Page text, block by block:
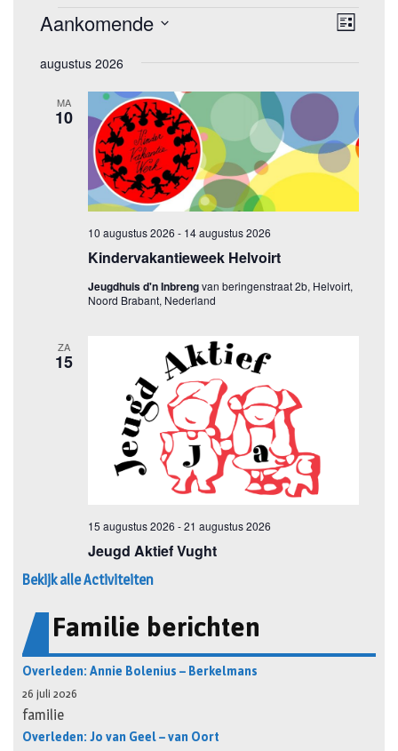
Bekijk alle Activiteiten
Familie berichten
Overleden: Annie Bolenius – Berkelmans
26 juli 2026
familie
Overleden: Jo van Geel – van Oort